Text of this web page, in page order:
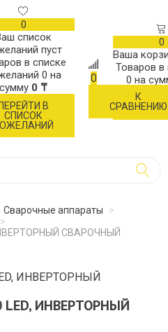
0
список
пуст
в списке
0 на
сумму 0 ₸
ПЕРЕЙТИ В
СПИСОК
0
К
СРАВНЕНИЮ
0
Ваша
Товаров в
0 на
Сварочные аппараты
>
>
СВАРОЧНЫЙ
LED, ИНВЕРТОРНЫЙ